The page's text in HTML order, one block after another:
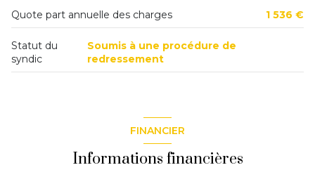
Quote part annuelle des charges 1 536 €
Statut du
syndic
Soumis à une procédure de
redressement
FINANCIER
Informations financières